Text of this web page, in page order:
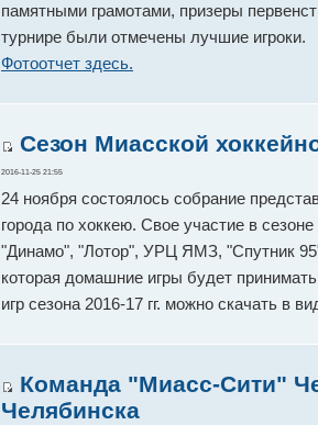
памятными грамотами, призеры
турнире были отмечены лучшие игроки.
Фотоотчет здесь.
Сезон Миасской
2016-11-25 21:55
24 ноября состоялось собрание
города по хоккею. Свое участие в
"Динамо", "Лотор", УРЦ ЯМЗ, "Спутник
которая домашние игры будет
игр сезона 2016-17 гг. можно скачать в
Команда "Миасс-Сити"
Челябинска